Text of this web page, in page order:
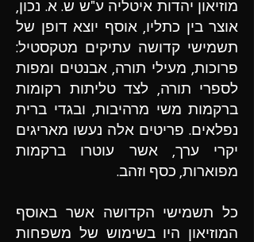
מוזיאון יהדות איטליה ע"ש ש. א. נכון,
אוצר בין כתליו, אוסף יוצא דופן של
תשמישי קדושה עתיקים מטקסטיל:
פרוכות, מעילי תורה, אבנטים ומפות
לספרי תורה, לצד טליתות רקומות
ברקמות משי מרהיבות, ובגדי ברית
נפלאים. פריטים אלה נעשו מאריגים
יקרי ערך, אשר עוטרו ברקמות
מפוארות, כסף וזהב.
כל תשמישי הקדושה אשר באוסף
המוזיאון היו בשימוש של משפחות